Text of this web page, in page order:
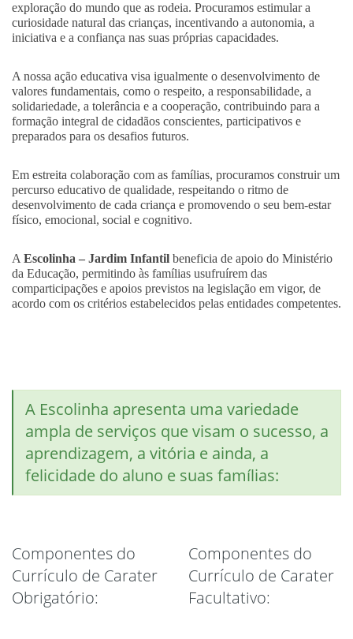
exploração do mundo que as rodeia. Procuramos estimular a
curiosidade natural das crianças, incentivando a autonomia, a
iniciativa e a confiança nas suas próprias capacidades.
A nossa ação educativa visa igualmente o desenvolvimento de
valores fundamentais, como o respeito, a responsabilidade, a
solidariedade, a tolerância e a cooperação, contribuindo para a
formação integral de cidadãos conscientes, participativos e
preparados para os desafios futuros.
Em estreita colaboração com as famílias, procuramos construir um
percurso educativo de qualidade, respeitando o ritmo de
desenvolvimento de cada criança e promovendo o seu bem-estar
físico, emocional, social e cognitivo.
A Escolinha – Jardim Infantil beneficia de apoio do Ministério
da Educação, permitindo às famílias usufruírem das
comparticipações e apoios previstos na legislação em vigor, de
acordo com os critérios estabelecidos pelas entidades competentes.
A Escolinha apresenta uma variedade
ampla de serviços que visam o sucesso, a
aprendizagem, a vitória e ainda, a
felicidade do aluno e suas famílias:
Componentes do
Currículo de Carater
Obrigatório:
Componentes do
Currículo de Carater
Facultativo: